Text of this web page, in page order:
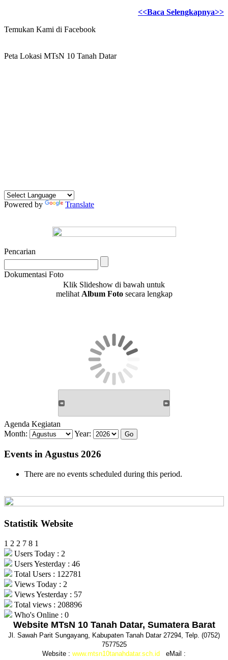
<<Baca Selengkapnya>>
Temukan Kami di Facebook
Peta Lokasi MTsN 10 Tanah Datar
Powered by Translate
Pencarian
Dokumentasi Foto
Klik Slideshow di bawah untuk
melihat Album Fotosecara lengkap
Agenda Kegiatan
Month:
Year:
Events in Agustus 2026
There are no events scheduled during this period.
Statistik Website
1 2 2 7 8 1
Users Today : 2
Users Yesterday : 46
Total Users : 122781
Views Today : 2
Views Yesterday : 57
Total views : 208896
Who's Online : 0
Website MTsN 10 Tanah Datar, Sumatera Barat
Jl. Sawah Parit Sungayang, Kabupaten Tanah Datar 27294, Telp. (0752)
7577525
Website : www.mtsn10tanahdatar.sch.id eMail :